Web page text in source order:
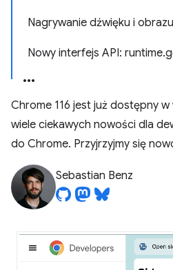
Nagrywanie dźwięku i
Nowy interfejs API:
Chrome 116 jest już dostępny
wiele ciekawych nowości dla
do Chrome. Przyjrzyjmy się
Sebastian Benz